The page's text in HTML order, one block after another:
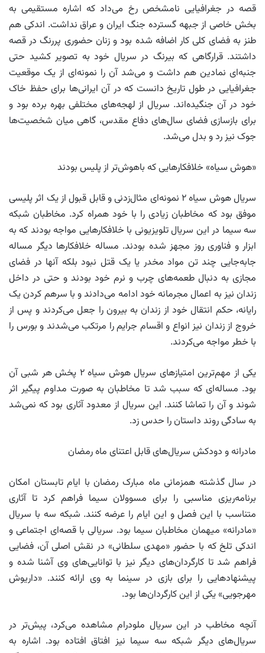
قصه در جغرافیایی نامشخص رخ می‌داد که اشاره مستقیمی به
بخش خاصی از جبهه گسترده جنگ ایران و عراق نداشت. اندکی هم
طنز به فضای کلی کار اضافه شده بود و زنان حضوری پررنگ در قصه
داشتند. قرارگاهی که بیرنگ در سریال خود به تصویر کشید حتی
جنبه‌ای نمادین هم داشت و می‌شد آن را نمونه‌ای از یک موقعیت
جغرافیایی در طول تاریخ دانست که در آن ایرانی‌ها برای حفظ خاک
خود در آن جنگیده‌اند. سریال از لهجه‌های مختلفی بهره برده بود و
برای بازسازی فضای سال‌های دفاع مقدس، گاهی میان شخصیت‌ها
جوک نیز رد و بدل می‌شد.
«هوش سیاه» خلافکارهایی که باهوش‌تر از پلیس بودند
سریال هوش سیاه ۲ نمونه‌ای مثال‌زدنی و قابل قبول از یک اثر پلیسی
موفق بود که مخاطبان زیادی را با خود همراه کرد. مخاطبان شبکه
سه سیما در این سریال تلویزیونی با خلافکارهایی مواجه بودند که به
ابزار و فناوری روز مجهز شده بودند. مساله خلافکارها دیگر مساله
جابه‌جایی چند تن مواد مخدر یا یک قتل نبود بلکه آنها در فضای
مجازی به دنبال طعمه‌های چرب و نرم خود بودند و حتی در داخل
زندان نیز به اعمال مجرمانه خود ادامه می‌دادند و با سرهم کردن یک
رایانه، حکم انتقال خود از زندان به بیرون را جعل می‌کردند و پس از
خروج از زندان نیز انواع و اقسام جرایم را مرتکب می‌شدند و بورس را
با خطر مواجه می‌کردند.
یکی از مهم‌ترین امتیازهای سریال هوش سیاه ۲ پخش هر شبی آن
بود. مساله‌ای که سبب شد تا مخاطبان به صورت مداوم پیگیر اثر
شوند و آن را تماشا کنند. این سریال از معدود آثاری بود که نمی‌شد
به سادگی روند داستان را حدس زد.
مادرانه و دودکش سریال‌های قابل اعتنای ماه رمضان
در سال گذشته همزمانی ماه مبارک رمضان با ایام تابستان امکان
برنامه‌ریزی مناسبی را برای مسوولان سیما فراهم کرد تا آثاری
متناسب با این فصل و این ایام را عرضه کنند. شبکه سه با سریال
«مادرانه» میهمان مخاطبان سیما بود. سریالی با قصه‌ای اجتماعی و
اندکی تلخ که با حضور «مهدی سلطانی» در نقش اصلی آن، فضایی
فراهم شد تا کارگردان‌های دیگر نیز با توانایی‌های وی آشنا شده و
پیشنهادهایی را برای بازی در سینما به وی ارائه کنند. «داریوش
مهرجویی» یکی از این کارگردان‌ها بود.
آنچه مخاطب در این سریال ملودرام مشاهده می‌کرد، پیش‌تر در
سریال‌های دیگر شبکه سه سیما نیز افتاق افتاده بود. اشاره به